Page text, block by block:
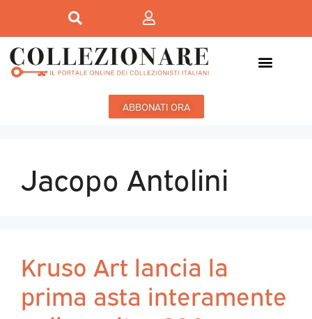
ABBONATI ORA
Jacopo Antolini
Kruso Art lancia la
prima asta interamente